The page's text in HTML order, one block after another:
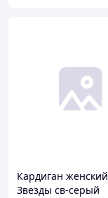
Кардиган женский
Звезды св-серый